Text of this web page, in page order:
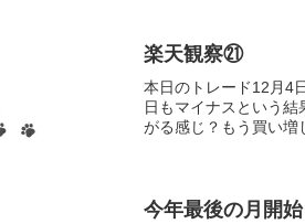
楽天観察㉑
本日のトレード12月4
日もマイナスという
がる感じ？もう買い増
今年最後の月開始